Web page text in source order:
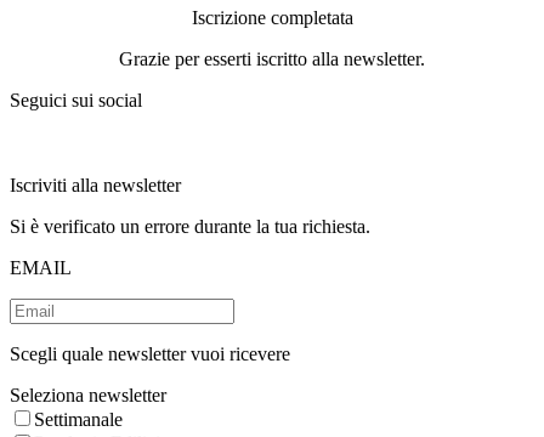
Iscrizione completata
Grazie per esserti iscritto alla newsletter.
Seguici sui social
Iscriviti alla newsletter
Si è verificato un errore durante la tua richiesta.
EMAIL
Scegli quale newsletter vuoi ricevere
Seleziona newsletter
Settimanale